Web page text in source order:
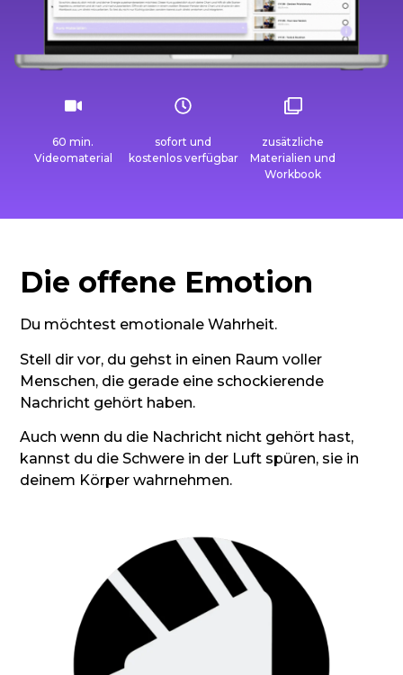
60 min.
Videomaterial
sofort und
kostenlos verfügbar
zusätzliche
Materialien und
Workbook
Die offene Emotion
Du möchtest emotionale Wahrheit.
Stell dir vor, du gehst in einen Raum voller
Menschen, die gerade eine schockierende
Nachricht gehört haben.
Auch wenn du die Nachricht nicht gehört hast,
kannst du die Schwere in der Luft spüren, sie in
deinem Körper wahrnehmen.